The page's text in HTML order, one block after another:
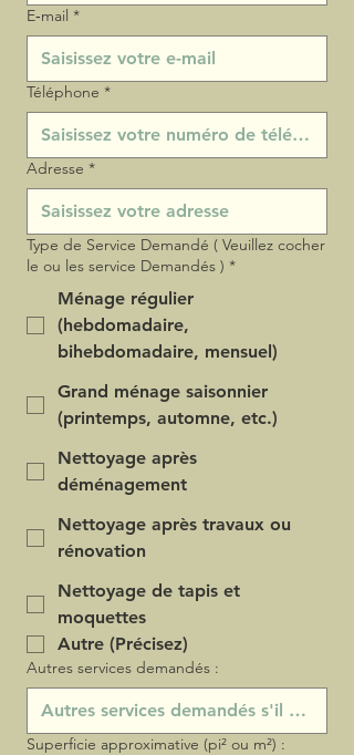
E‑mail *
Téléphone *
Adresse *
Type de Service Demandé ( Veuillez cocher
le ou les service Demandés ) *
Ménage régulier
(hebdomadaire,
bihebdomadaire, mensuel)
Grand ménage saisonnier
(printemps, automne, etc.)
Nettoyage après
déménagement
Nettoyage après travaux ou
rénovation
Nettoyage de tapis et
moquettes
Autre (Précisez)
Autres services demandés :
Superficie approximative (pi² ou m²) :